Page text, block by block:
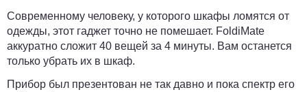
Современному человеку, у которого шкафы ломятся от
одежды, этот гаджет точно не помешает. FoldiMate
аккуратно сложит 40 вещей за 4 минуты. Вам останется
только убрать их в шкаф.
Прибор был презентован не так давно и пока спектр его